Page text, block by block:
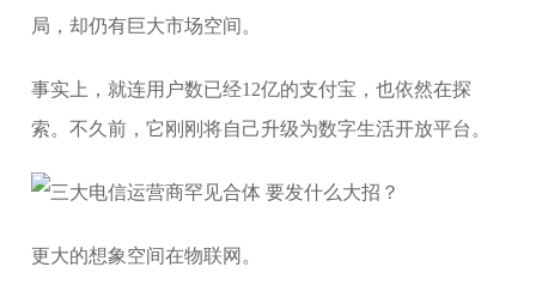
局，却仍有巨大市场空间。
事实上，就连用户数已经12亿的支付宝，也依然在探
索。不久前，它刚刚将自己升级为数字生活开放平台。
更大的想象空间在物联网。